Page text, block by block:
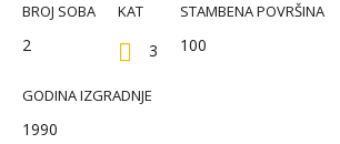
BROJ SOBA
2
KAT
3
STAMBENA POVRŠINA
100
GODINA IZGRADNJE
1990